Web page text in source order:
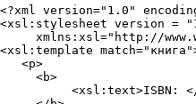
<?xml version="1.0"
<xsl:stylesheet version =
xmlns:xsl="http://
<xsl:template
   <p>
     <b>
<xsl:text>ISBN: